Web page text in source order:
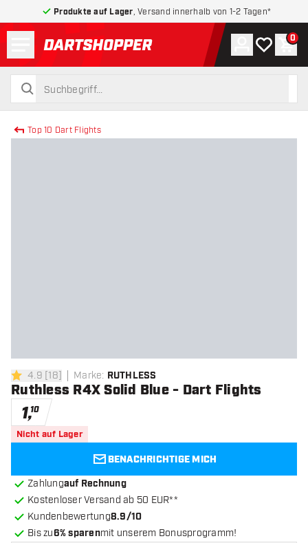
Produkte auf Lager , Versand innerhalb von 1-2 Tagen*
zurück zur Startseite
suchen
suchen
Konto
Meine 0
Top 10 Dart Flights
4.9 Bewertungssterne
4.9 [18] Marke: RUTHLESS
Ruthless R4X Solid Blue - Dart Flights
1,10
Nicht auf Lager
BENACHRICHTIGE MICH
Zahlungauf Rechnung
Kostenloser Versand ab 50 EUR**
Kundenbewertung8.9/10
Bis zu6% sparenmit unserem Bonusprogramm!